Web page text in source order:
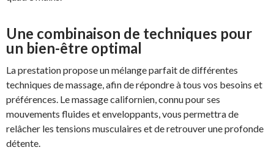
Une combinaison de techniques pour
un bien-être optimal
La prestation propose un mélange parfait de différentes
techniques de massage, afin de répondre à tous vos besoins et
préférences. Le massage californien, connu pour ses
mouvements fluides et enveloppants, vous permettra de
relâcher les tensions musculaires et de retrouver une profonde
détente.